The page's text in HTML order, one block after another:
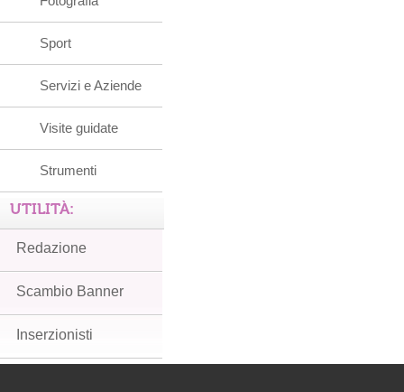
Sport
Servizi e Aziende
Visite guidate
Strumenti
UTILITÀ:
Redazione
Scambio Banner
Inserzionisti